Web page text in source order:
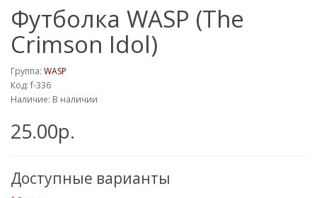
Футболка WASP (The
Crimson Idol)
Группа: WASP
Код: f-336
Наличие: В наличии
25.00р.
Доступные варианты